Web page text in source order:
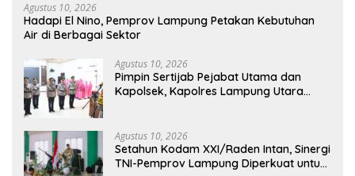
Agustus 10, 2026
Hadapi El Nino, Pemprov Lampung Petakan Kebutuhan
Air di Berbagai Sektor
Agustus 10, 2026
Pimpin Sertijab Pejabat Utama dan
Kapolsek, Kapolres Lampung Utara
Agustus 10, 2026
Setahun Kodam XXI/Raden Intan, Sinergi
TNI-Pemprov Lampung Diperkuat untuk